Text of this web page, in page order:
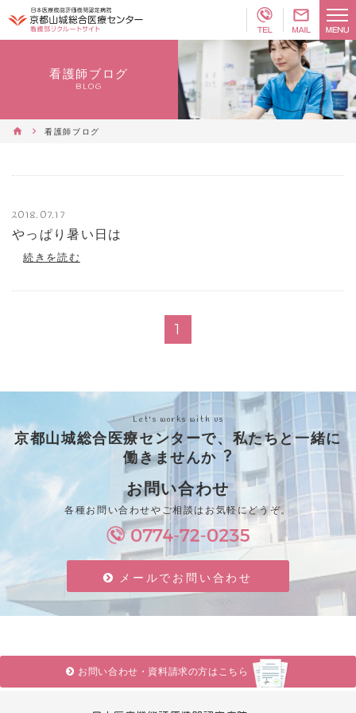
看護師ブログ
BLOG
看護師ブログ
2018.07.17
やっぱり暑い日は
続きを読む
1
Let's works with us
京都山城総合医療センターで、私たちと⼀緒に
働きませんか︖
お問い合わせ
各種お問い合わせやご相談はお気軽にどうぞ。
メールでお問い合わせ
お問い合わせ・資料請求の方はこちら